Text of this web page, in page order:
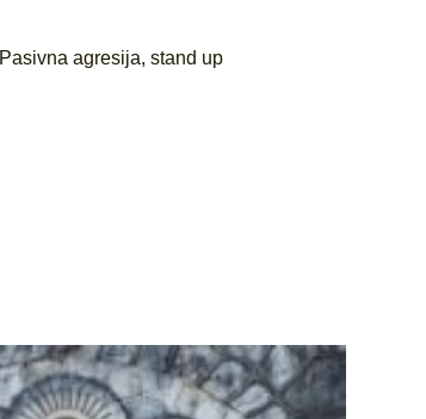
Pasivna agresija, stand up